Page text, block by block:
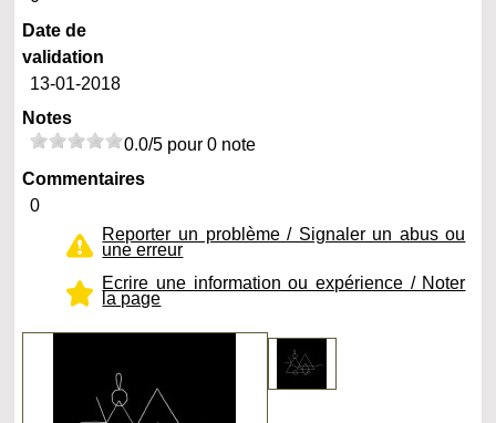
Date de
validation
13-01-2018
Notes
0.0/5 pour 0 note
Commentaires
0
Reporter un problème / Signaler un abus ou
une erreur
Ecrire une information ou expérience / Noter
la page